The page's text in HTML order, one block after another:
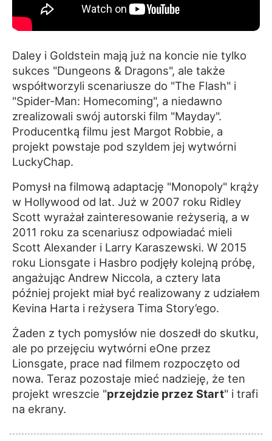
Daley i Goldstein mają już na koncie nie tylko
sukces "Dungeons & Dragons", ale także
współtworzyli scenariusze do "The Flash" i
"Spider-Man: Homecoming", a niedawno
zrealizowali swój autorski film "Mayday".
Producentką filmu jest Margot Robbie, a
projekt powstaje pod szyldem jej wytwórni
LuckyChap.
Pomysł na filmową adaptację "Monopoly" krąży
w Hollywood od lat. Już w 2007 roku Ridley
Scott wyrażał zainteresowanie reżyserią, a w
2011 roku za scenariusz odpowiadać mieli
Scott Alexander i Larry Karaszewski. W 2015
roku Lionsgate i Hasbro podjęły kolejną próbę,
angażując Andrew Niccola, a cztery lata
później projekt miał być realizowany z udziałem
Kevina Harta i reżysera Tima Story’ego.
Żaden z tych pomysłów nie doszedł do skutku,
ale po przejęciu wytwórni eOne przez
Lionsgate, prace nad filmem rozpoczęto od
nowa. Teraz pozostaje mieć nadzieję, że ten
projekt wreszcie "przejdzie przez Start" i trafi
na ekrany.